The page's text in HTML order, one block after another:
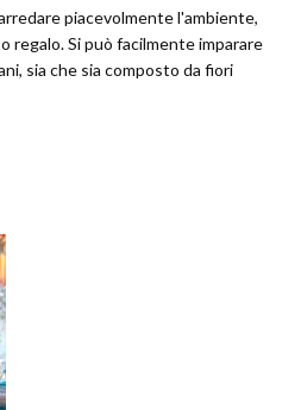
piacevolmente l'ambiente,
regalo. Si può facilmente imparare
sia che sia composto da fiori